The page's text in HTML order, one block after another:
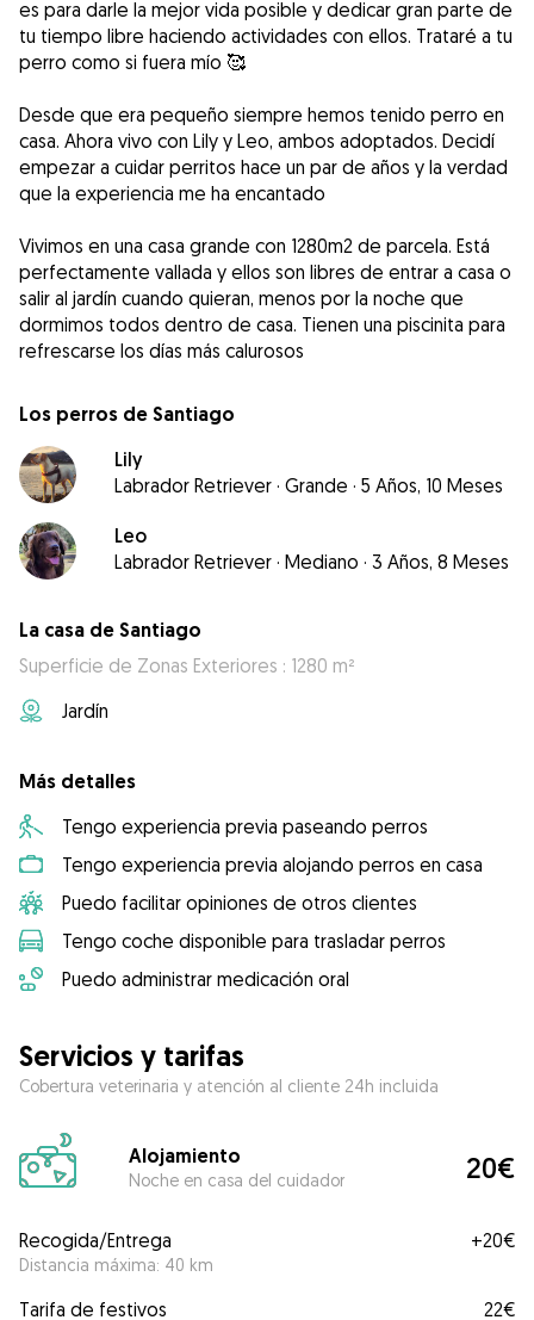
es para darle la mejor vida posible y dedicar gran parte de
tu tiempo libre haciendo actividades con ellos. Trataré a tu
perro como si fuera mío 🥰
Desde que era pequeño siempre hemos tenido perro en
casa. Ahora vivo con Lily y Leo, ambos adoptados. Decidí
empezar a cuidar perritos hace un par de años y la verdad
que la experiencia me ha encantado
Vivimos en una casa grande con 1280m2 de parcela. Está
perfectamente vallada y ellos son libres de entrar a casa o
salir al jardín cuando quieran, menos por la noche que
dormimos todos dentro de casa. Tienen una piscinita para
refrescarse los días más calurosos
Los perros de Santiago
Lily
Labrador Retriever · Grande · 5 Años, 10 Meses
Leo
Labrador Retriever · Mediano · 3 Años, 8 Meses
La casa de Santiago
Superficie de Zonas Exteriores : 1280 m²
Jardín
Más detalles
Tengo experiencia previa paseando perros
Tengo experiencia previa alojando perros en casa
Puedo facilitar opiniones de otros clientes
Tengo coche disponible para trasladar perros
Puedo administrar medicación oral
Servicios y tarifas
Cobertura veterinaria y atención al cliente 24h incluida
Alojamiento
Noche en casa del cuidador 20€
Recogida/Entrega
Distancia máxima: 40 km
+20€
Tarifa de festivos
22€